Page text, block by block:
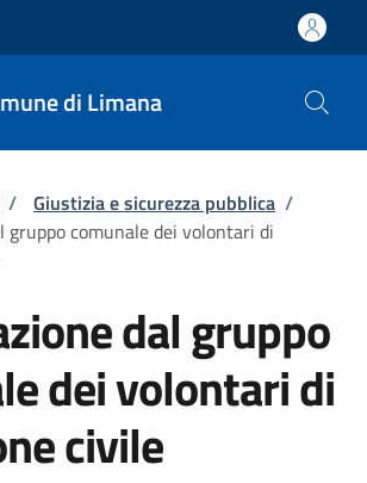
di Limana
pane
/ Giustizia e sicurezza pubblica /
gruppo comunale dei volontari di
dal gruppo
dei volontari di
civile